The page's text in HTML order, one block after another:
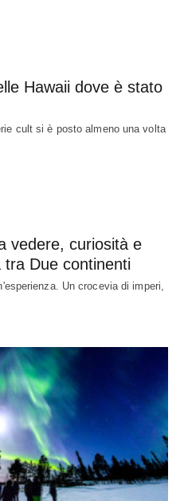
Hawaii dove è stato
cult si è posto almeno una volta
vedere, curiosità e
Due continenti
Un crocevia di imperi,